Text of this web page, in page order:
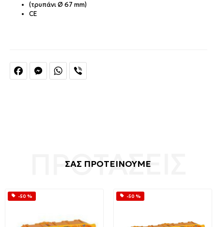
FacebookMessengerWhatsApp
(τρυπάνι Ø 67 mm)
CE
ΣΑΣ ΠΡΟΤΕΙΝΟΥΜΕ
-50 % -50 %